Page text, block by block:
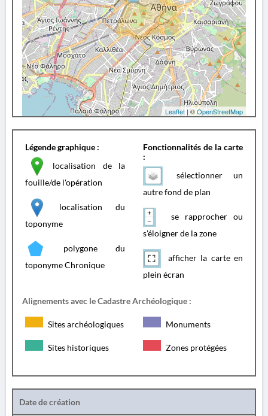
Leaflet | ©OpenStreetMap
Légende graphique :
localisation de la
fouille/de l'opération
localisation du
toponyme
polygone du
toponyme Chronique
Fonctionnalités de la carte
:
sélectionner un
autre fond de plan
se rapprocher ou
s'éloigner de la zone
afficher la carte en
plein écran
Alignements avec le Cadastre Archéologique :
Sites archéologiques Monuments
Sites historiques Zones protégées
Date de création